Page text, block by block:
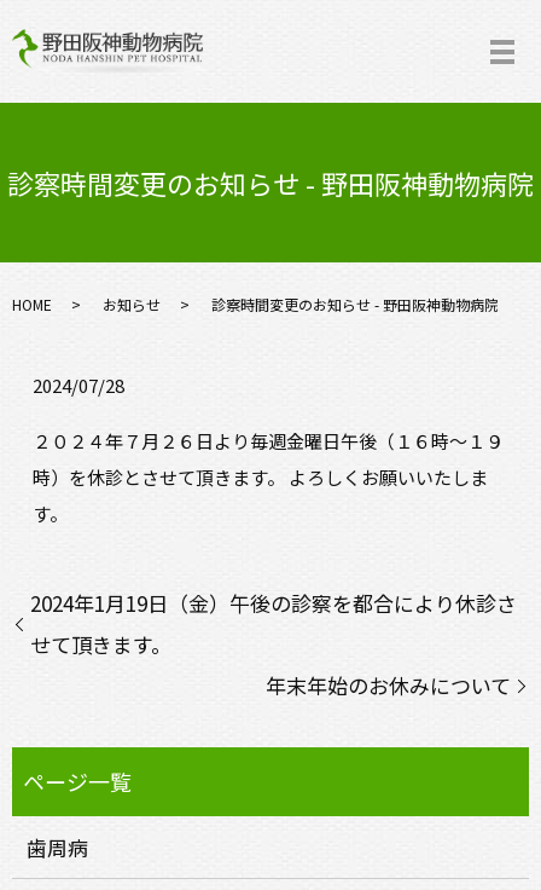
診察時間変更のお知らせ - 野田阪神動物病院
HOME お知らせ 診察時間変更のお知らせ - 野田阪神動物病院
2024/07/28
２０２４年７月２６日より毎週金曜日午後（１６時～１９
時）を休診とさせて頂きます。 よろしくお願いいたしま
す。
2024年1月19日（金）午後の診察を都合により休診さ
せて頂きます。
年末年始のお休みについて
歯周病